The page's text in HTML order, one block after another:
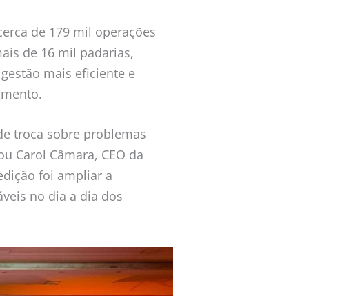
de 179 mil operações
de 16 mil padarias,
mais eficiente e
troca sobre problemas
Carol Câmara, CEO da
foi ampliar a
no dia a dia dos